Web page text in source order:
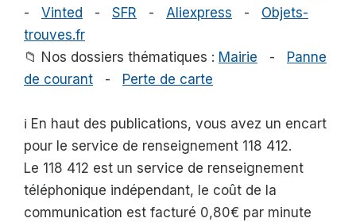
- Vinted - SFR - Aliexpress - Objets-
trouves.fr
📁 Nos dossiers thématiques : Mairie - Panne
de courant - Perte de carte
ℹ️ En haut des publications, vous avez un encart
pour le service de renseignement 118 412.
Le 118 412 est un service de renseignement
téléphonique indépendant, le coût de la
communication est facturé 0,80€ par minute